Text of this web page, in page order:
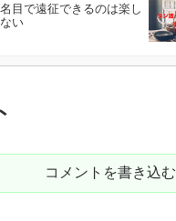
目で遠征できるのは楽し
い
コメントを書き込む